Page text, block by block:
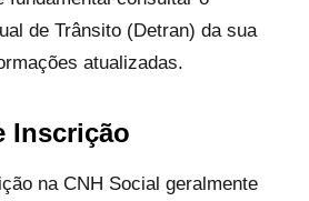
de Trânsito (Detran) da sua
atualizadas.
Inscrição
na CNH Social geralmente